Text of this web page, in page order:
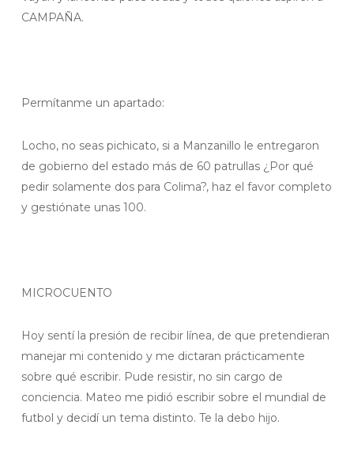
CAMPAÑA.
Permítanme un apartado:
Locho, no seas pichicato, si a Manzanillo le entregaron
de gobierno del estado más de 60 patrullas ¿Por qué
pedir solamente dos para Colima?, haz el favor completo
y gestiónate unas 100.
MICROCUENTO
Hoy sentí la presión de recibir línea, de que pretendieran
manejar mi contenido y me dictaran prácticamente
sobre qué escribir. Pude resistir, no sin cargo de
conciencia. Mateo me pidió escribir sobre el mundial de
futbol y decidí un tema distinto. Te la debo hijo.